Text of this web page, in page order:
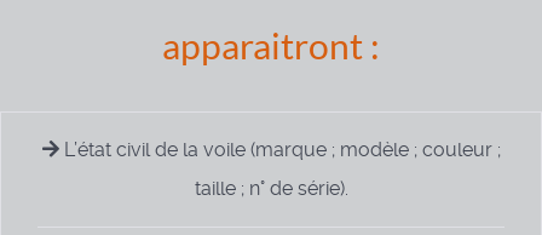
apparaitront :
L’état civil de la voile (marque ; modèle ; couleur ;
taille ; n° de série).